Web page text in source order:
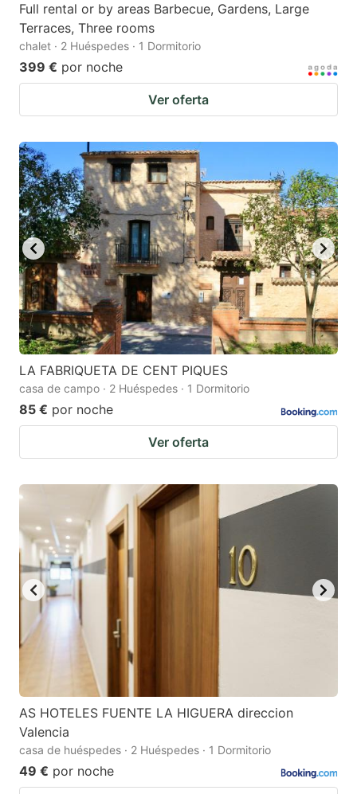
Full rental or by areas Barbecue, Gardens, Large
Terraces, Three rooms
chalet · 2 Huéspedes · 1 Dormitorio
399 € por noche
Ver oferta
LA FABRIQUETA DE CENT PIQUES
casa de campo · 2 Huéspedes · 1 Dormitorio
85 € por noche
Ver oferta
AS HOTELES FUENTE LA HIGUERA direccion
Valencia
casa de huéspedes · 2 Huéspedes · 1 Dormitorio
49 € por noche